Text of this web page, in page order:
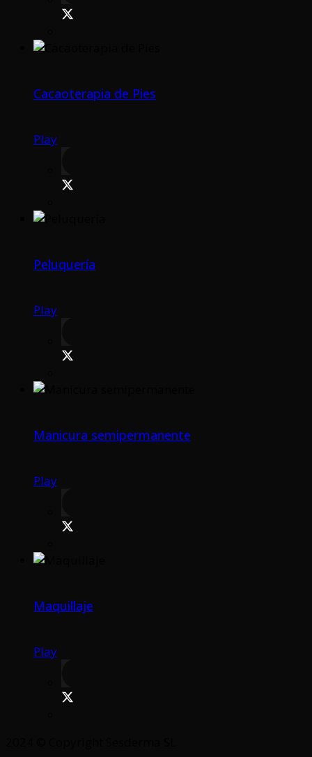
Cacaoterapia de Pies
Play
Peluquería
Play
Manicura semipermanente
Play
Maquillaje
Play